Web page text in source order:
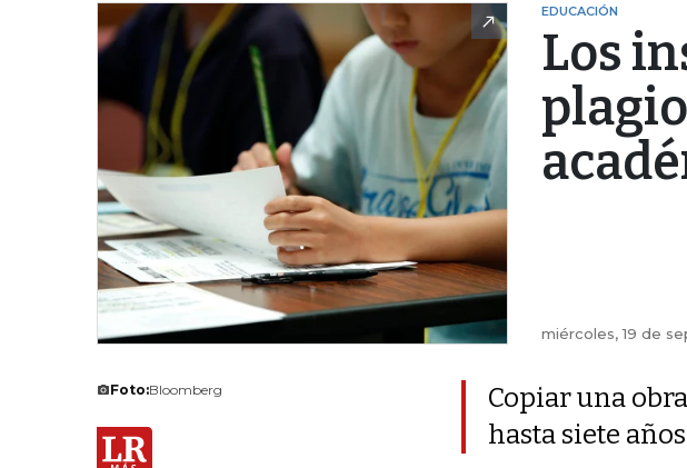
EDUCACIÓN
Los
miércoles, 19 de
Foto:Bloomberg
Copiar una
hasta siete